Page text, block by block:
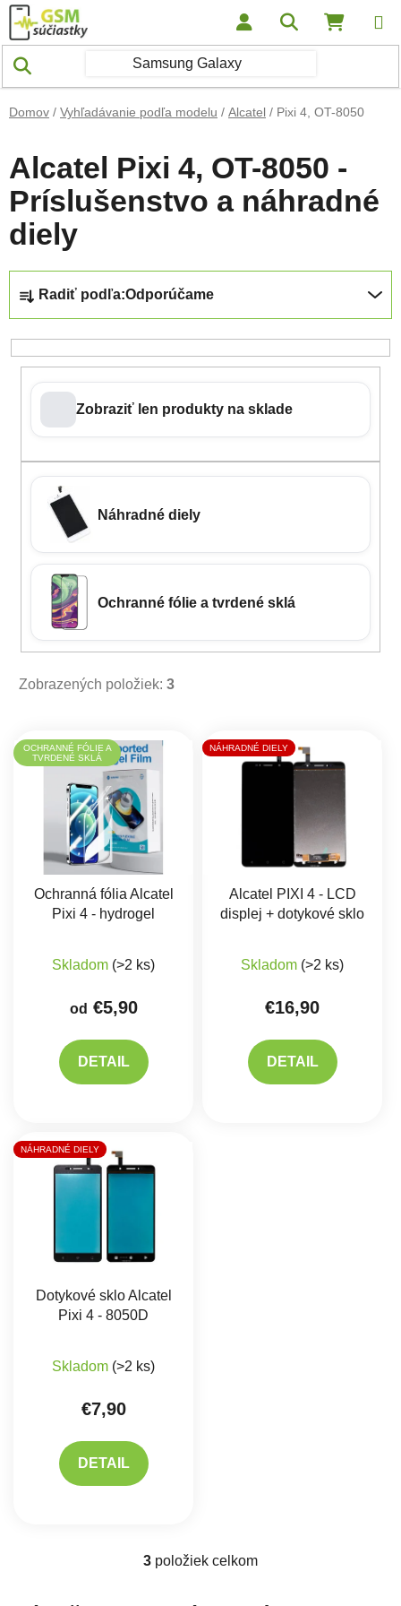
Prejsť na obsah Hľadať
Domov / Vyhľadávanie podľa modelu / Alcatel / Pixi 4, OT-8050
Alcatel Pixi 4, OT-8050 -
Príslušenstvo a náhradné
diely
Radiť podľa:Odporúčame
Zobraziť len produkty na sklade
Náhradné diely
Ochranné fólie a tvrdené sklá
Zobrazených položiek: 3
Výpis produktov
OCHRANNÉ FÓLIE A
TVRDENÉ SKLÁ
Ochranná fólia Alcatel
Pixi 4 - hydrogel
Skladom (>2 ks)
od €5,90
DETAIL
NÁHRADNÉ DIELY
Alcatel PIXI 4 - LCD
displej + dotykové sklo
Skladom (>2 ks)
€16,90
DETAIL
NÁHRADNÉ DIELY
Dotykové sklo Alcatel
Pixi 4 - 8050D
Skladom (>2 ks)
€7,90
DETAIL
Ovládacie prvky výpisu
3 položiek celkom